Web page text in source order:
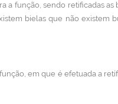
função, sendo retificadas
bielas que não
em que é efetuada a